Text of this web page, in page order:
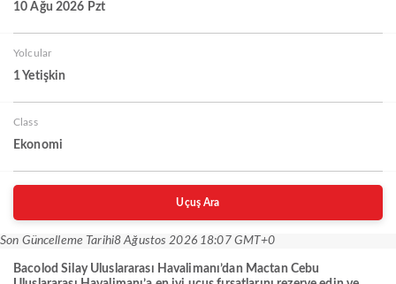
10 Ağu 2026 Pzt
Yolcular
1 Yetişkin
Class
Ekonomi
Uçuş Ara
Son Güncelleme Tarihi8 Ağustos 2026 18:07 GMT+0
Bacolod Silay Uluslararası Havalimanı’dan Mactan Cebu